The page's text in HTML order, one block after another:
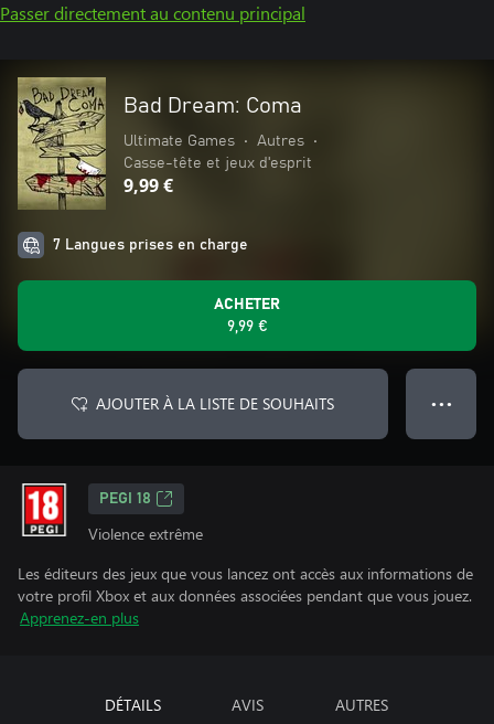
Passer directement au contenu principal
Bad Dream: Coma
Ultimate Games • Autres
•
Casse-tête et jeux d'esprit
9,99 €
7 Langues prises en charge
ACHETER
9,99 €
AJOUTER À LA LISTE DE SOUHAITS ● ● ●
PEGI 18
Violence extrême
Les éditeurs des jeux que vous lancez ont accès aux informations de
votre profil Xbox et aux données associées pendant que vous jouez.
Apprenez-en plus
DÉTAILS AVIS AUTRES